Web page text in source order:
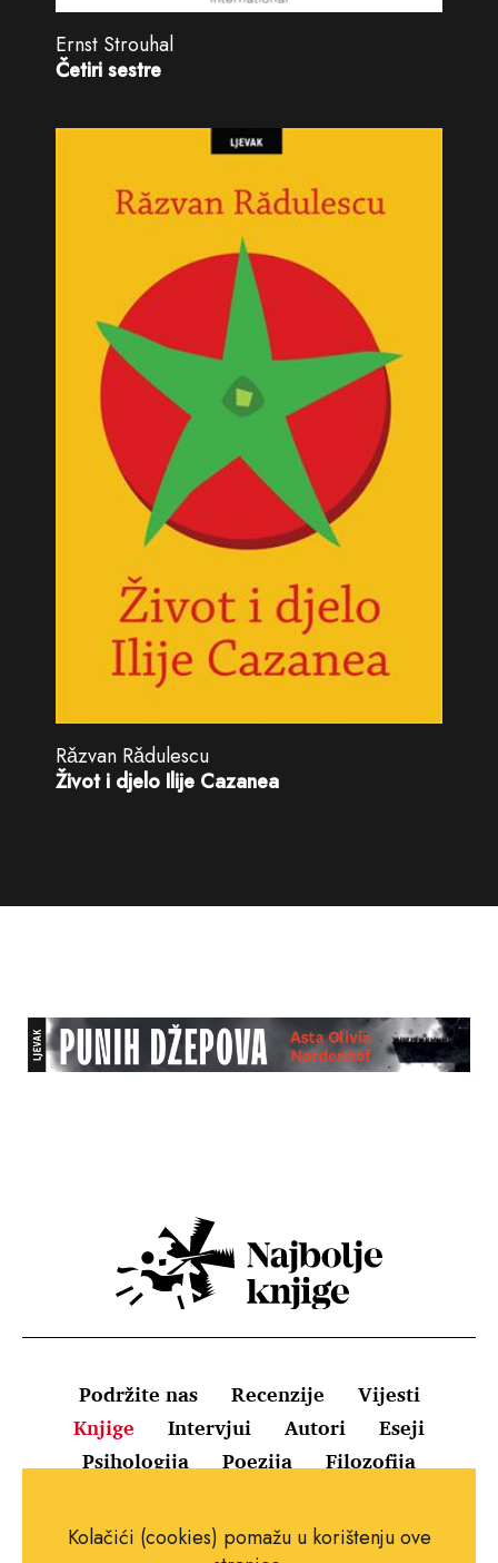
Ernst Strouhal
Četiri sestre
Rǎzvan Rǎdulescu
Život i djelo Ilije Cazanea
Podržite nas Recenzije
Vijesti
Knjige
Intervjui Autori
Eseji
Psihologija
Poezija Filozofija
Uvjeti korištenja
Pravila o kolačićima
Kolačići (cookies) pomažu u korištenju ove